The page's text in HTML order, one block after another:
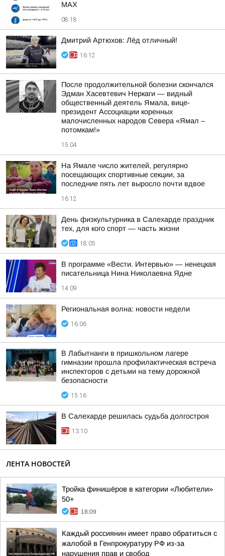
MAX
08:18
Дмитрий Артюхов: Лёд отличный!
16:12
После продолжительной болезни скончался
Эдман Хасевтевич Неркаги — видный
общественный деятель Ямала, вице-
президент Ассоциации коренных
малочисленных народов Севера «Ямал –
потомкам!»
15:04
На Ямале число жителей, регулярно
посещающих спортивные секции, за
последние пять лет выросло почти вдвое
16:12
День физкультурника в Салехарде праздник
тех, для кого спорт — часть жизни
18:05
В программе «Вести. Интервью» — ненецкая
писательница Нина Николаевна Ядне
14:09
Региональная волна: новости недели
16:06
В Лабытнанги в пришкольном лагере
гимназии прошла профилактическая встреча
инспекторов с детьми на тему дорожной
безопасности
15:16
В Салехарде решилась судьба долгостроя
13:10
ЛЕНТА НОВОСТЕЙ
Тройка финишёров в категории «Любители»
50+
18:09
Каждый россиянин имеет право обратиться с
жалобой в Генпрокуратуру РФ из-за
нарушения прав и свобод